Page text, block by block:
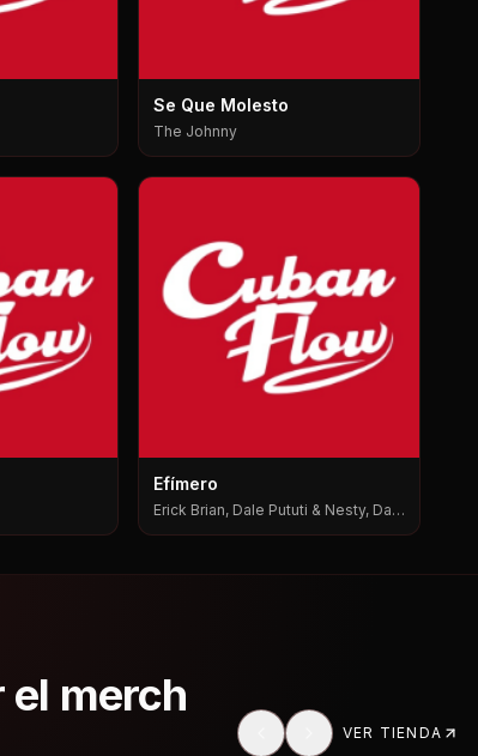
Se Que Molesto
The Johnny
Efímero
Erick Brian, Dale Pututi & Nesty, Dale
el merch
VER TIENDA